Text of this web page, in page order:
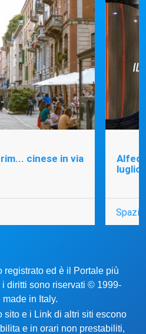
cinese in via
luglio
Spazio
registrato ed è il Portale più
i diritti sono riservati © 1999-
in Italy.
sito e i Link di altri siti escono
e in orari non prestabiliti,